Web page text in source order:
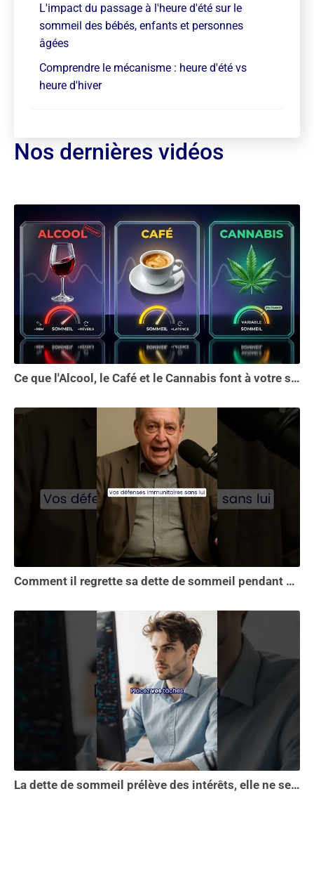
L'impact du passage à l'heure d'été sur le
sommeil des bébés, enfants et personnes
âgées
Comprendre le mécanisme : heure d'été vs
heure d'hiver
Nos dernières vidéos
Ce que l'Alcool, le Café et le Cannabis font à votre sommeil vous choquera
Comment il regrette sa dette de sommeil pendant 30 ans.
La dette de sommeil prélève des intérêts, elle ne se solde pas en une seule nuit...